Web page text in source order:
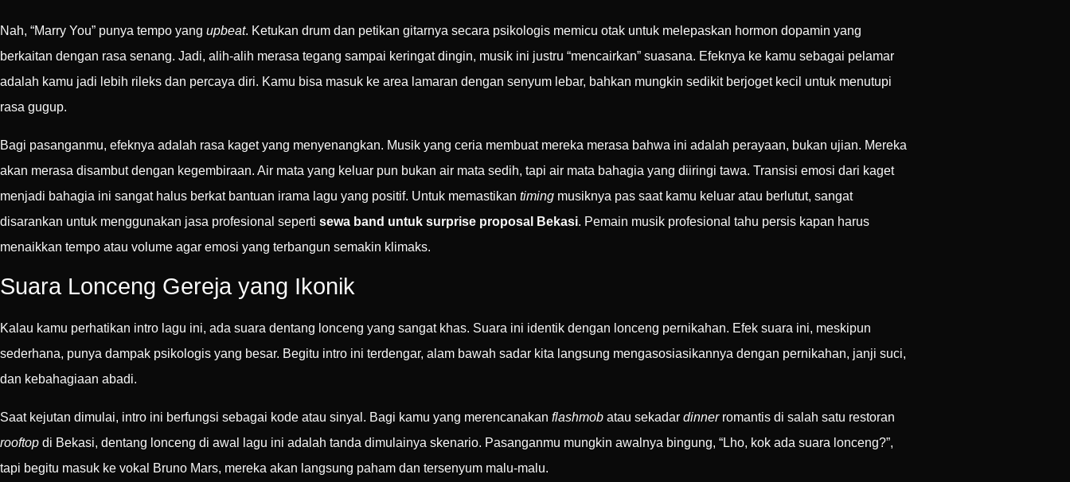
Nah, “Marry You” punya tempo yang upbeat. Ketukan drum dan petikan gitarnya secara psikologis memicu otak untuk melepaskan hormon dopamin yang
berkaitan dengan rasa senang. Jadi, alih-alih merasa tegang sampai keringat dingin, musik ini justru “mencairkan” suasana. Efeknya ke kamu sebagai pelamar
adalah kamu jadi lebih rileks dan percaya diri. Kamu bisa masuk ke area lamaran dengan senyum lebar, bahkan mungkin sedikit berjoget kecil untuk menutupi
rasa gugup.
Bagi pasanganmu, efeknya adalah rasa kaget yang menyenangkan. Musik yang ceria membuat mereka merasa bahwa ini adalah perayaan, bukan ujian. Mereka
akan merasa disambut dengan kegembiraan. Air mata yang keluar pun bukan air mata sedih, tapi air mata bahagia yang diiringi tawa. Transisi emosi dari kaget
menjadi bahagia ini sangat halus berkat bantuan irama lagu yang positif. Untuk memastikan timing musiknya pas saat kamu keluar atau berlutut, sangat
disarankan untuk menggunakan jasa profesional seperti sewa band untuk surprise proposal Bekasi. Pemain musik profesional tahu persis kapan harus
menaikkan tempo atau volume agar emosi yang terbangun semakin klimaks.
Suara Lonceng Gereja yang Ikonik
Kalau kamu perhatikan intro lagu ini, ada suara dentang lonceng yang sangat khas. Suara ini identik dengan lonceng pernikahan. Efek suara ini, meskipun
sederhana, punya dampak psikologis yang besar. Begitu intro ini terdengar, alam bawah sadar kita langsung mengasosiasikannya dengan pernikahan, janji suci,
dan kebahagiaan abadi.
Saat kejutan dimulai, intro ini berfungsi sebagai kode atau sinyal. Bagi kamu yang merencanakan flashmob atau sekadar dinnerromantis di salah satu restoran
rooftop di Bekasi, dentang lonceng di awal lagu ini adalah tanda dimulainya skenario. Pasanganmu mungkin awalnya bingung, “Lho, kok ada suara lonceng?”,
tapi begitu masuk ke vokal Bruno Mars, mereka akan langsung paham dan tersenyum malu-malu.